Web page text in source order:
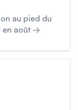
au pied du
en août →